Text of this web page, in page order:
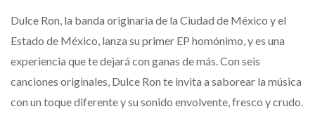
Dulce Ron, la banda originaria de la Ciudad de México y el
Estado de México, lanza su primer EP homónimo, y es una
experiencia que te dejará con ganas de más. Con seis
canciones originales, Dulce Ron te invita a saborear la música
con un toque diferente y su sonido envolvente, fresco y crudo.